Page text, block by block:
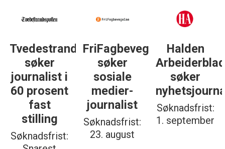
FriFagbevegelse
søker
sosiale
medier-
journalist
Søknadsfrist:
23. august
Halden
Arbeiderblad
søker
nyhetsjournalist
Søknadsfrist:
1. september
25. juni
søker
journalist
Søknadsfrist:
19. august